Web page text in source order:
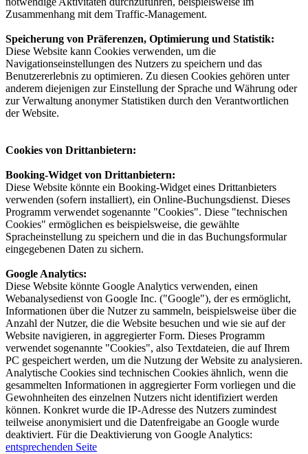
Zusammenhang mit dem Traffic-Management.
Speicherung von Präferenzen, Optimierung und Statistik:
Diese Website kann Cookies verwenden, um die
Navigationseinstellungen des Nutzers zu speichern und das
Benutzererlebnis zu optimieren. Zu diesen Cookies gehören unter
anderem diejenigen zur Einstellung der Sprache und Währung oder
zur Verwaltung anonymer Statistiken durch den Verantwortlichen
der Website.
Cookies von Drittanbietern:
Booking-Widget von Drittanbietern:
Diese Website könnte ein Booking-Widget eines Drittanbieters
verwenden (sofern installiert), ein Online-Buchungsdienst. Dieses
Programm verwendet sogenannte "Cookies". Diese "technischen
Cookies" ermöglichen es beispielsweise, die gewählte
Spracheinstellung zu speichern und die in das Buchungsformular
eingegebenen Daten zu sichern.
Google Analytics:
Diese Website könnte Google Analytics verwenden, einen
Webanalysedienst von Google Inc. ("Google"), der es ermöglicht,
Informationen über die Nutzer zu sammeln, beispielsweise über die
Anzahl der Nutzer, die die Website besuchen und wie sie auf der
Website navigieren, in aggregierter Form. Dieses Programm
verwendet sogenannte "Cookies", also Textdateien, die auf Ihrem
PC gespeichert werden, um die Nutzung der Website zu analysieren.
Analytische Cookies sind technischen Cookies ähnlich, wenn die
gesammelten Informationen in aggregierter Form vorliegen und die
Gewohnheiten des einzelnen Nutzers nicht identifiziert werden
können. Konkret wurde die IP-Adresse des Nutzers zumindest
teilweise anonymisiert und die Datenfreigabe an Google wurde
deaktiviert. Für die Deaktivierung von Google Analytics:
entsprechenden Seite